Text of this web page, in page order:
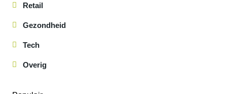
Retail
Gezondheid
Tech
Overig